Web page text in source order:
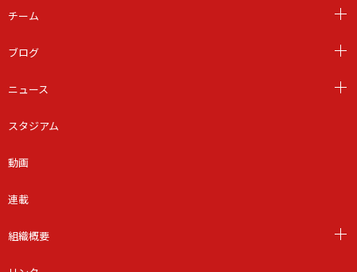
チーム
ブログ
ニュース
スタジアム
動画
連載
組織概要